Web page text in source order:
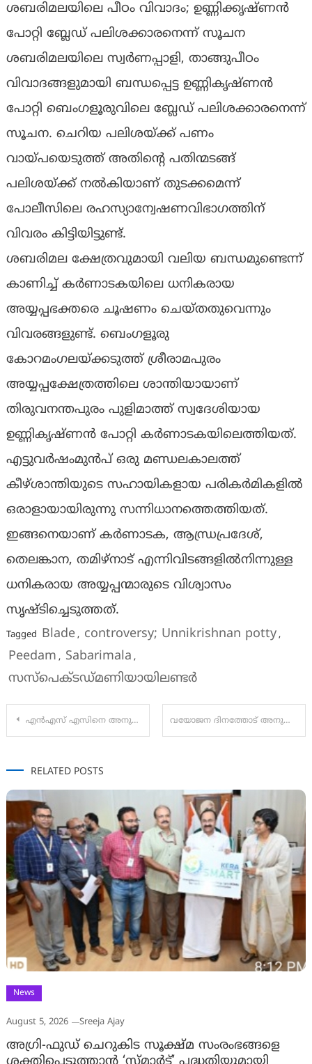
ശബരിമലയിലെ പീഠം വിവാദം; ഉണ്ണിക്കൃഷ്ണൻ
പോറ്റി ബ്ലേഡ് പലിശക്കാരനെന്ന് സൂചന
ശബരിമലയിലെ സ്വർണപ്പാളി, താങ്ങുപീഠം
വിവാദങ്ങളുമായി ബന്ധപ്പെട്ട ഉണ്ണികൃഷ്ണൻ
പോറ്റി ബെംഗളൂരുവിലെ ബ്ലേഡ് പലിശക്കാരനെന്ന്
സൂചന. ചെറിയ പലിശയ്ക്ക് പണം
വായ്പയെടുത്ത് അതിന്റെ പതിന്മടങ്ങ്
പലിശയ്ക്ക് നൽകിയാണ് തുടക്കമെന്ന്
പോലീസിലെ രഹസ്യാന്വേഷണവിഭാഗത്തിന്
വിവരം കിട്ടിയിട്ടുണ്ട്.
ശബരിമല ക്ഷേത്രവുമായി വലിയ ബന്ധമുണ്ടെന്ന്
കാണിച്ച് കർണാടകയിലെ ധനികരായ
അയ്യപ്പഭക്തരെ ചൂഷണം ചെയ്തതുവെന്നും
വിവരങ്ങളുണ്ട്. ബെംഗളൂരു
കോറമംഗലയ്ക്കടുത്ത് ശ്രീരാമപുരം
അയ്യപ്പക്ഷേത്രത്തിലെ ശാന്തിയായാണ്
തിരുവനന്തപുരം പുളിമാത്ത് സ്വദേശിയായ
ഉണ്ണികൃഷ്ണൻ പോറ്റി കർണാടകയിലെത്തിയത്.
എട്ടുവർഷംമുൻപ്‌ ഒരു മണ്ഡലകാലത്ത്
കീഴ്ശാന്തിയുടെ സഹായികളായ പരികർമികളിൽ
ഒരാളായായിരുന്നു സന്നിധാനത്തെത്തിയത്.
ഇങ്ങനെയാണ് കർണാടക, ആന്ധ്രപ്രദേശ്,
തെലങ്കാന, തമിഴ്‌നാട് എന്നിവിടങ്ങളിൽനിന്നുള്ള
ധനികരായ അയ്യപ്പന്മാരുടെ വിശ്വാസം
സൃഷ്ടിച്ചെടുത്തത്.
Tagged Blade, controversy; Unnikrishnan potty,
Peedam , Sabarimala ,
സസ്‌പെക്ടഡ്മണിയായിലണ്ടർ
Post
എന്‍എസ് എസിനെ അനുനയിപ്പിക്കാന്‍ ആരെയും ചുമതലപ്പെടുത്തിയിട്ടില്ലെന്ന് വി ഡി സതീശന്‍ വയോജന ദിനത്തോട് അനുബന്ധിച്ച് നഗരസഭയുടെ സാന്ത്വനം, സാക്ഷാത്കാരം,
RELATED POSTS
News
August 5, 2026 Sreeja Ajay
അഗ്രി-ഫുഡ് ചെറുകിട സൂക്ഷ്മ സംരംഭങ്ങളെ